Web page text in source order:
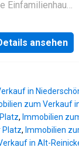
368,61
attraktive
AfA. Bitte
Einfamilienhaus
drei helle
Ein
m² große, voll
zum Garten.
Hobby,
ansehen
in
zum Verkauf
, Immobilien
Platz, Immobilien
in Alt-